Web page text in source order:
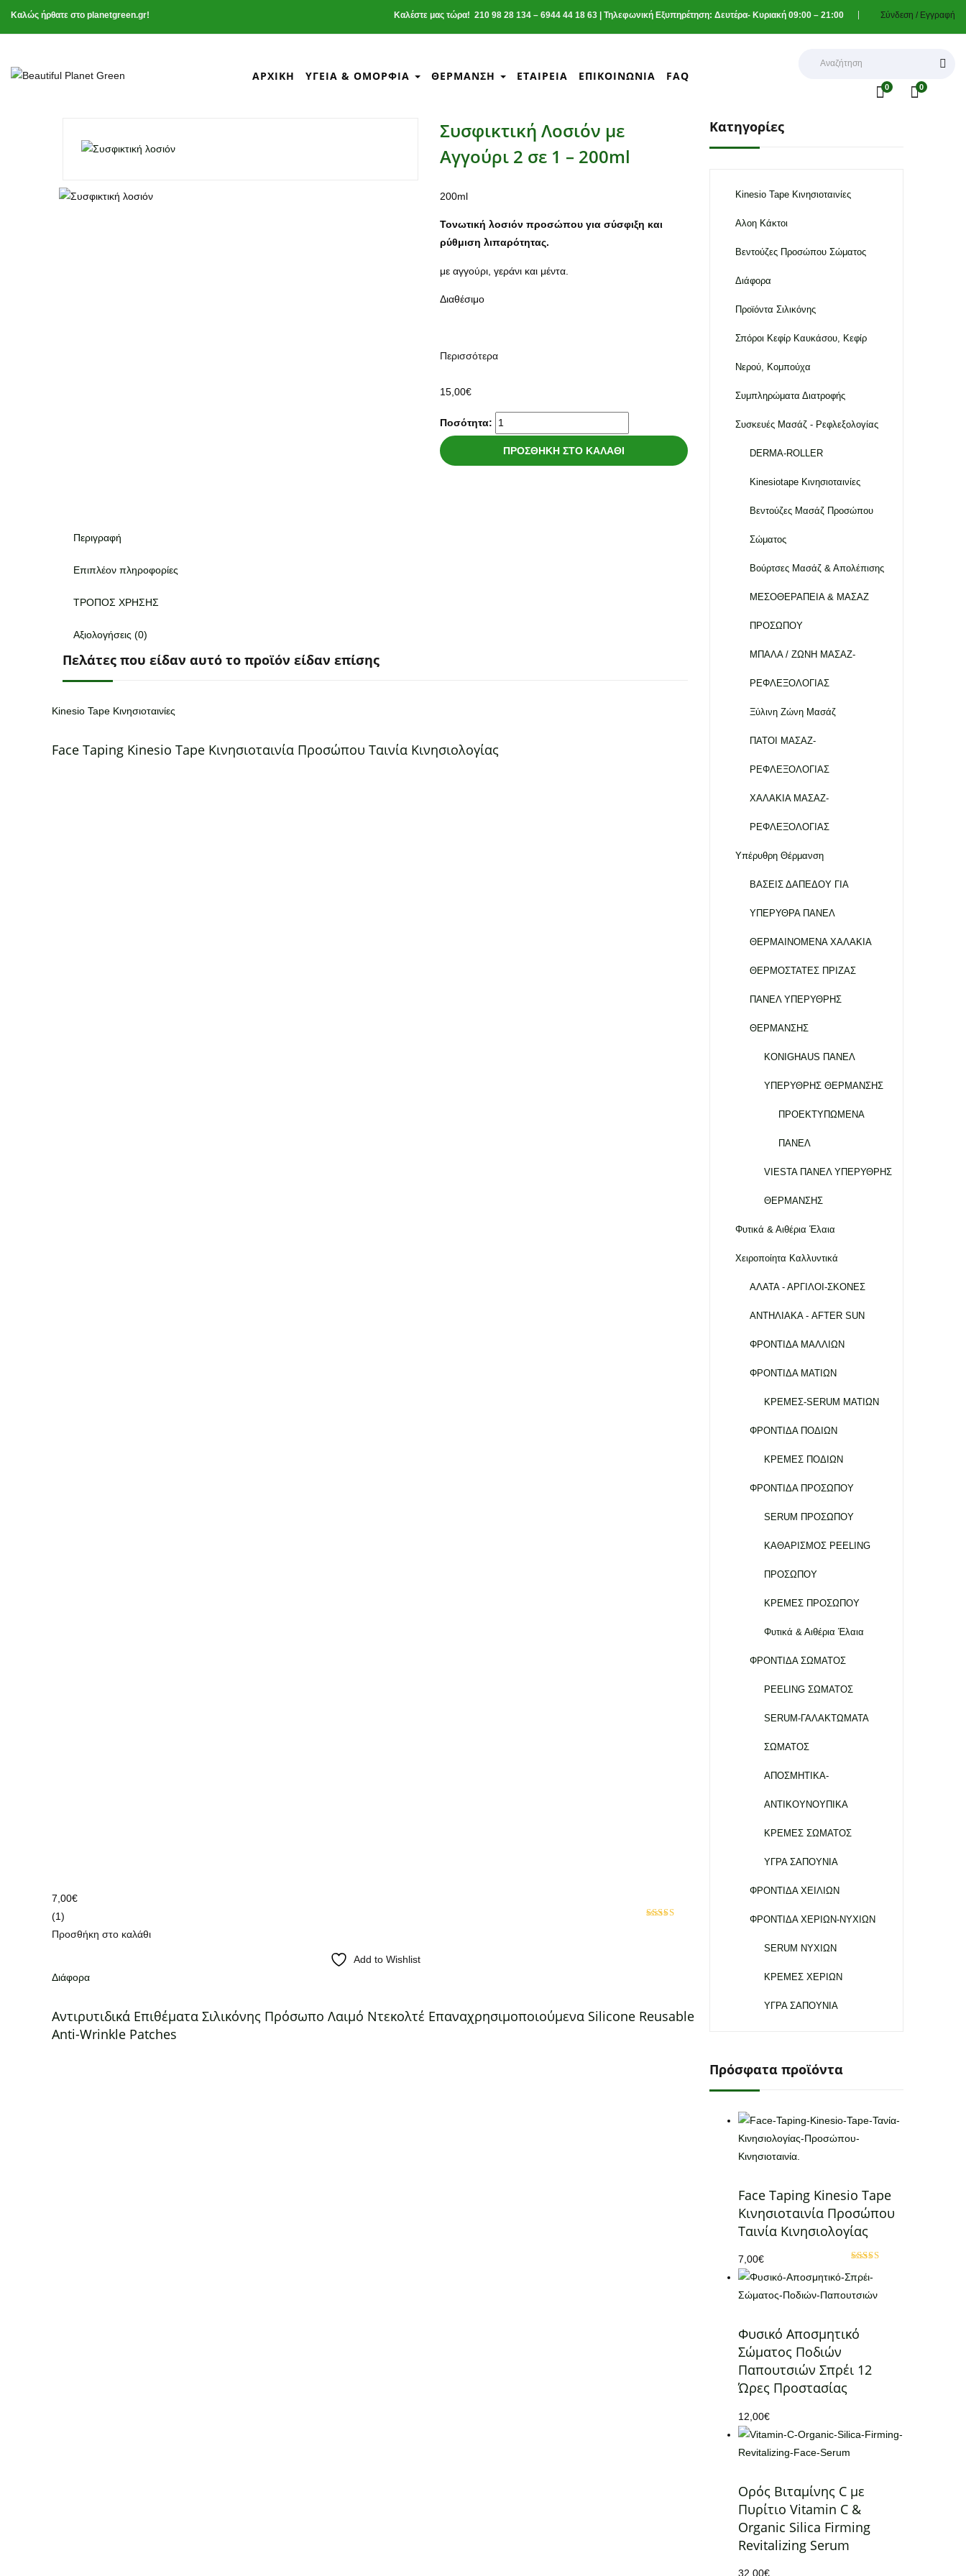
Καλώς ήρθατε στο planetgreen.gr! Σύνδεση / Εγγραφή
Καλέστε μας τώρα! 210 98 28 134 – 6944 44 18 63 | Τηλεφωνική Εξυπηρέτηση: Δευτέρα- Κυριακή 09:00 – 21:00
ΑΡΧΙΚΉ ΥΓΕΊΑ & ΟΜΟΡΦΙΆ ΘΈΡΜΑΝΣΗ ΕΤΑΙΡΕΊΑ ΕΠΙΚΟΙΝΩΝΊΑ FAQ
0
0
Συσφικτική Λοσιόν με
Αγγούρι 2 σε 1 – 200ml
200ml
Τονωτική λοσιόν προσώπου για σύσφιξη και
ρύθμιση λιπαρότητας.
με αγγούρι, γεράνι και μέντα.
Διαθέσιμο
Περισσότερα
15,00€
Ποσότητα:
ΠΡΟΣΘΉΚΗ ΣΤΟ ΚΑΛΆΘΙ
Περιγραφή
Επιπλέον πληροφορίες
ΤΡΟΠΟΣ ΧΡΗΣΗΣ
Αξιολογήσεις (0)
Πελάτες που είδαν αυτό το προϊόν είδαν επίσης
Kinesio Tape Κινησιοταινίες
Face Taping Kinesio Tape Κινησιοταινία Προσώπου Ταινία Κινησιολογίας
7,00€
(1)
Προσθήκη στο καλάθι
Add to Wishlist
Διάφορα
Αντιρυτιδικά Επιθέματα Σιλικόνης Πρόσωπο Λαιμό Ντεκολτέ Επαναχρησιμοποιούμενα Silicone Reusable
Anti-Wrinkle Patches
Κατηγορίες
Kinesio Tape Κινησιοταινίες
Αλοη Κάκτοι
Βεντούζες Προσώπου Σώματος
Διάφορα
Προϊόντα Σιλικόνης
Σπόροι Κεφίρ Καυκάσου, Κεφίρ
Νερού, Κομπούχα
Συμπληρώματα Διατροφής
Συσκευές Μασάζ - Ρεφλεξολογίας
DERMA-ROLLER
Kinesiotape Κινησιοταινίες
Βεντούζες Μασάζ Προσώπου
Σώματος
Βούρτσες Μασάζ & Απολέπισης
ΜΕΣΟΘΕΡΑΠΕΙΑ & ΜΑΣΑΖ
ΠΡΟΣΩΠΟΥ
ΜΠΑΛΑ / ΖΩΝΗ ΜΑΣΑΖ-
ΡΕΦΛΕΞΟΛΟΓΙΑΣ
Ξύλινη Ζώνη Μασάζ
ΠΑΤΟΙ ΜΑΣΑΖ-
ΡΕΦΛΕΞΟΛΟΓΙΑΣ
ΧΑΛΑΚΙΑ ΜΑΣΑΖ-
ΡΕΦΛΕΞΟΛΟΓΙΑΣ
Υπέρυθρη Θέρμανση
ΒΑΣΕΙΣ ΔΑΠΕΔΟΥ ΓΙΑ
ΥΠΕΡΥΘΡΑ ΠΑΝΕΛ
ΘΕΡΜΑΙΝΟΜΕΝΑ ΧΑΛΑΚΙΑ
ΘΕΡΜΟΣΤΑΤΕΣ ΠΡΙΖΑΣ
ΠΑΝΕΛ ΥΠΕΡΥΘΡΗΣ
ΘΕΡΜΑΝΣΗΣ
KONIGHAUS ΠΑΝΕΛ
ΥΠΕΡΥΘΡΗΣ ΘΕΡΜΑΝΣΗΣ
ΠΡΟΕΚΤΥΠΩΜΕΝΑ
ΠΑΝΕΛ
VIESTA ΠΑΝΕΛ ΥΠΕΡΥΘΡΗΣ
ΘΕΡΜΑΝΣΗΣ
Φυτικά & Αιθέρια Έλαια
Χειροποίητα Καλλυντικά
ΑΛΑΤΑ - ΑΡΓΙΛΟΙ-ΣΚΟΝΕΣ
ΑΝΤΗΛΙΑΚΑ - AFTER SUN
ΦΡΟΝΤΙΔΑ ΜΑΛΛΙΩΝ
ΦΡΟΝΤΙΔΑ ΜΑΤΙΩΝ
ΚΡΕΜΕΣ-SERUM ΜΑΤΙΩΝ
ΦΡΟΝΤΙΔΑ ΠΟΔΙΩΝ
ΚΡΕΜΕΣ ΠΟΔΙΩΝ
ΦΡΟΝΤΙΔΑ ΠΡΟΣΩΠΟΥ
SERUM ΠΡΟΣΩΠΟΥ
ΚΑΘΑΡΙΣΜΟΣ PEELING
ΠΡΟΣΩΠΟΥ
ΚΡΕΜΕΣ ΠΡΟΣΩΠΟΥ
Φυτικά & Αιθέρια Έλαια
ΦΡΟΝΤΙΔΑ ΣΩΜΑΤΟΣ
PEELING ΣΩΜΑΤΟΣ
SERUM-ΓΑΛΑΚΤΩΜΑΤΑ
ΣΩΜΑΤΟΣ
ΑΠΟΣΜΗΤΙΚΑ-
ΑΝΤΙΚΟΥΝΟΥΠΙΚΑ
ΚΡΕΜΕΣ ΣΩΜΑΤΟΣ
ΥΓΡΑ ΣΑΠΟΥΝΙΑ
ΦΡΟΝΤΙΔΑ ΧΕΙΛΙΩΝ
ΦΡΟΝΤΙΔΑ ΧΕΡΙΩΝ-ΝΥΧΙΩΝ
SERUM ΝΥΧΙΩΝ
ΚΡΕΜΕΣ ΧΕΡΙΩΝ
ΥΓΡΑ ΣΑΠΟΥΝΙΑ
Πρόσφατα προϊόντα
Face Taping Kinesio Tape
Κινησιοταινία Προσώπου
Ταινία Κινησιολογίας
με5.00
7,00€
Φυσικό Αποσμητικό
Σώματος Ποδιών
Παπουτσιών Σπρέι 12
Ώρες Προστασίας
12,00€
Ορός Βιταμίνης C με
Πυρίτιο Vitamin C &
Organic Silica Firming
Revitalizing Serum
32,00€